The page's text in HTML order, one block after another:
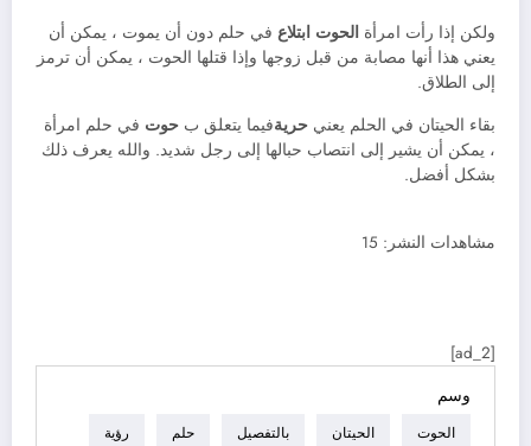
ولكن إذا رأت امرأة الحوت ابتلاع في حلم دون أن يموت ، يمكن أن
يعني هذا أنها مصابة من قبل زوجها وإذا قتلها الحوت ، يمكن أن ترمز
إلى الطلاق.
بقاء الحيتان في الحلم يعني حريةفيما يتعلق ب حوت في حلم امرأة
، يمكن أن يشير إلى انتصاب حبالها إلى رجل شديد. والله يعرف ذلك
بشكل أفضل.
مشاهدات النشر: 15
[ad_2]
وسم
الحوت الحيتان بالتفصيل حلم رؤية